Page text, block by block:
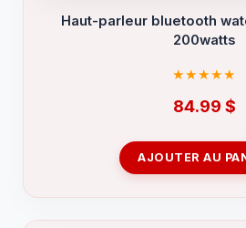
Haut-parleur bluetooth
200watts
84.99 $
AJOUTER AU